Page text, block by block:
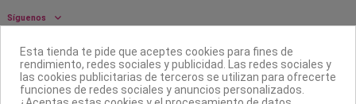
Síguenos
Boletín
Esta tienda te pide que aceptes cookies para fines de
rendimiento, redes sociales y publicidad. Las redes sociales y
las cookies publicitarias de terceros se utilizan para ofrecerte
funciones de redes sociales y anuncios personalizados.